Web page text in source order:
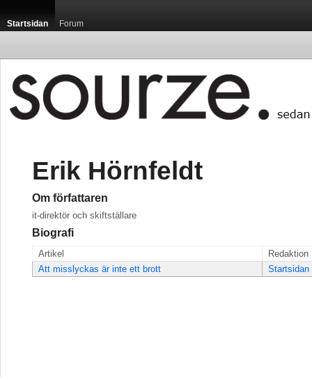
Startsidan Forum
Erik Hörnfeldt
Om författaren
it-direktör och skiftställare
Biografi
Artikel
Redaktion
Att misslyckas är inte ett brott
Startsidan